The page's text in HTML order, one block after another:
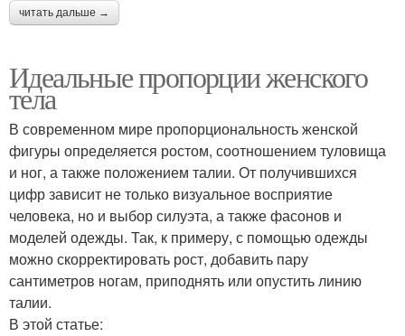
читать дальше →
Идеальные пропорции женского
тела
В современном мире пропорциональность женской
фигуры определяется ростом, соотношением туловища
и ног, а также положением талии. От получившихся
цифр зависит не только визуальное восприятие
человека, но и выбор силуэта, а также фасонов и
моделей одежды. Так, к примеру, с помощью одежды
можно скорректировать рост, добавить пару
сантиметров ногам, приподнять или опустить линию
талии.
В этой статье: